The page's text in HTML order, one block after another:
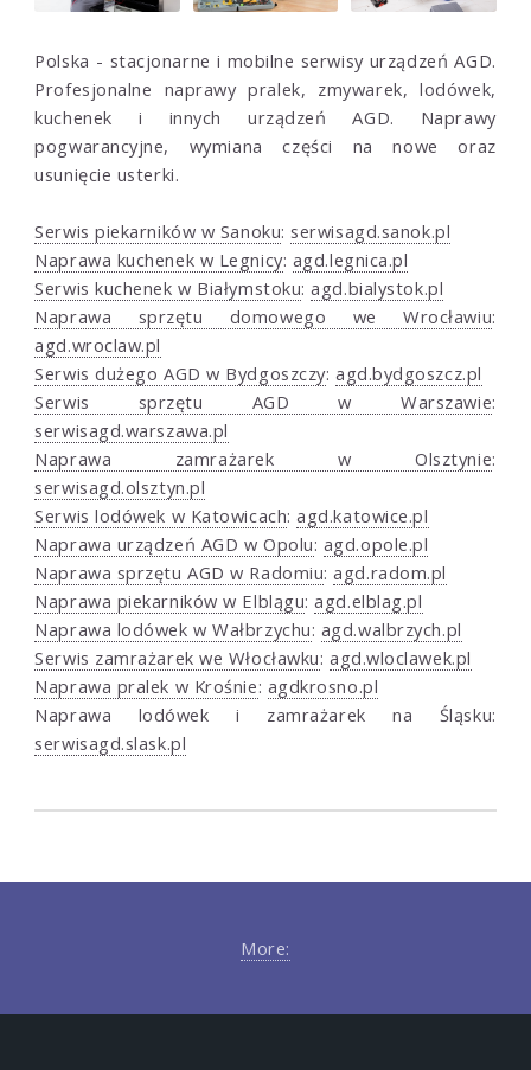
Polska - stacjonarne i mobilne serwisy urządzeń AGD.
Profesjonalne naprawy pralek, zmywarek, lodówek,
kuchenek i innych urządzeń AGD. Naprawy
pogwarancyjne, wymiana części na nowe oraz
usunięcie usterki.
Serwis piekarników w Sanoku: serwisagd.sanok.pl
Naprawa kuchenek w Legnicy: agd.legnica.pl
Serwis kuchenek w Białymstoku:agd.bialystok.pl
Naprawa sprzętu domowego we Wrocławiu:
agd.wroclaw.pl
Serwis dużego AGD w Bydgoszczy: agd.bydgoszcz.pl
Serwis sprzętu AGD w Warszawie:
serwisagd.warszawa.pl
Naprawa zamrażarek w Olsztynie:
serwisagd.olsztyn.pl
Serwis lodówek w Katowicach:agd.katowice.pl
Naprawa urządzeń AGD w Opolu: agd.opole.pl
Naprawa sprzętu AGD w Radomiu:agd.radom.pl
Naprawa piekarników w Elblągu:agd.elblag.pl
Naprawa lodówek w Wałbrzychu: agd.walbrzych.pl
Serwis zamrażarek we Włocławku: agd.wloclawek.pl
Naprawa pralek w Krośnie: agdkrosno.pl
Naprawa lodówek i zamrażarek na Śląsku:
serwisagd.slask.pl
More: